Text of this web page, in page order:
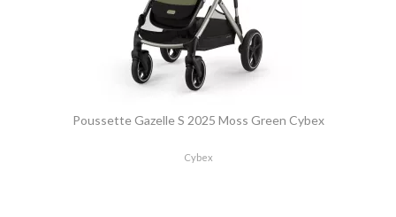
Poussette Gazelle S 2025 Moss Green Cybex
Cybex